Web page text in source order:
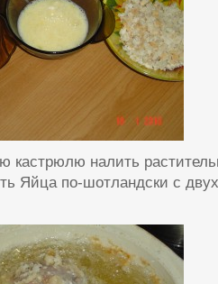
кастрюлю налить
Яйца по-шотландски с